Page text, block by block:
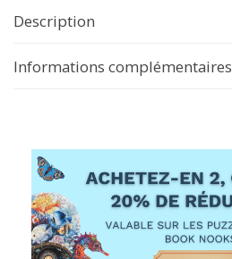
Description
Informations complémentaires